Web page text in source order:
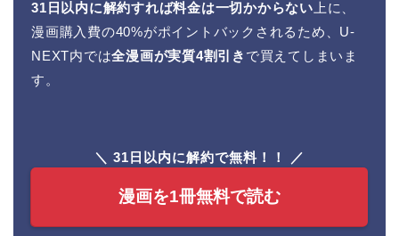
31日以内に解約すれば料金は一切かからない 上に、
漫画購入費の40%がポイントバックされるため、U-
NEXT内では全漫画が実質4割引き で買えてしまいま
す。
＼ 31日以内に解約で無料！！ ／
漫画を1冊無料で読む